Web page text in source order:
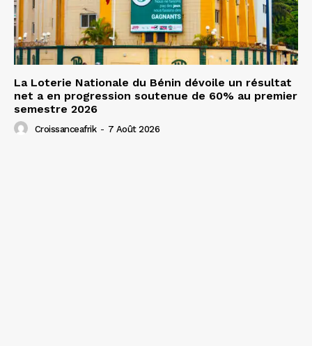
La Loterie Nationale du Bénin dévoile un résultat
net a en progression soutenue de 60% au premier
semestre 2026
Croissanceafrik - 7 Août 2026